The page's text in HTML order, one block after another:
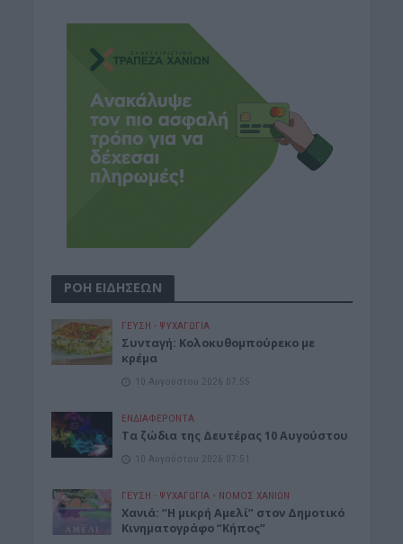
ΡΟΗ ΕΙΔΗΣΕΩΝ
ΓΕΎΣΗ - ΨΥΧΑΓΩΓΊΑ
Συνταγή: Κολοκυθομπούρεκο με
κρέμα
10 Αυγούστου 2026 07:55
ΕΝΔΙΑΦΕΡΟΝΤΑ
Τα ζώδια της Δευτέρας 10 Αυγούστου
10 Αυγούστου 2026 07:51
ΓΕΎΣΗ - ΨΥΧΑΓΩΓΊΑ • ΝΟΜΌΣ ΧΑΝΊΩΝ
Χανιά: “Η μικρή Αμελί” στον Δημοτικό
Κινηματογράφο “Κήπος”